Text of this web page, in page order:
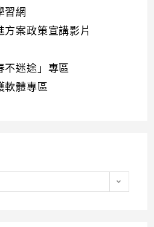
習網
案政策宣講影片
不迷途」專區
軟體專區